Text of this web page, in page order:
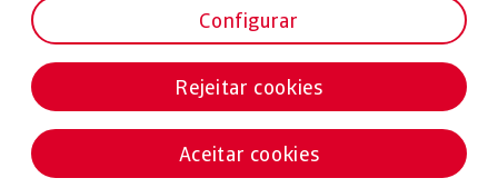
Configurar
Rejeitar cookies
Aceitar cookies